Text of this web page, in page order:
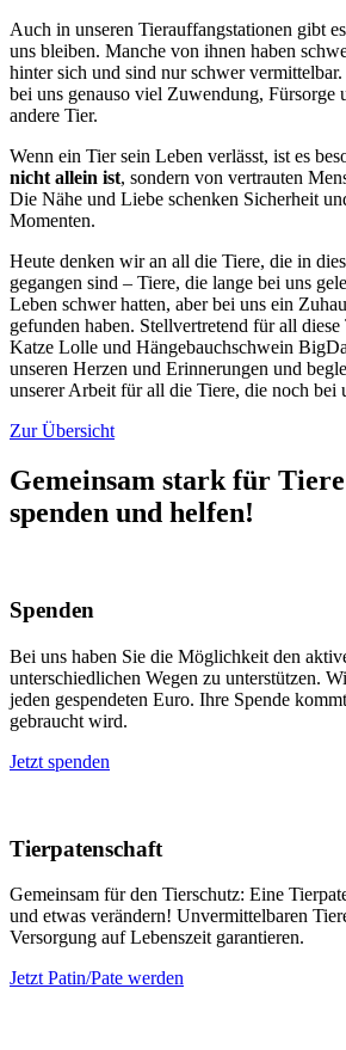
Auch in unseren Tierauffangstationen gibt
uns bleiben. Manche von ihnen haben
hinter sich und sind nur schwer
bei uns genauso viel Zuwendung, Fürsorge
andere Tier.
Wenn ein Tier sein Leben verlässt, ist es
nicht allein ist, sondern von vertrauten
Die Nähe und Liebe schenken Sicherheit
Momenten.
Heute denken wir an all die Tiere, die in
gegangen sind – Tiere, die lange bei uns
Leben schwer hatten, aber bei uns ein
gefunden haben. Stellvertretend für all
Katze Lolle und Hängebauchschwein
unseren Herzen und Erinnerungen und
unserer Arbeit für all die Tiere, die noch bei
Zur Übersicht
Gemeinsam stark für
spenden und helfen!
Spenden
Bei uns haben Sie die Möglichkeit den
unterschiedlichen Wegen zu unterstützen.
jeden gespendeten Euro. Ihre Spende
gebraucht wird.
Jetzt spenden
Tierpatenschaft
Gemeinsam für den Tierschutz: Eine
und etwas verändern! Unvermittelbaren
Versorgung auf Lebenszeit garantieren.
Jetzt Patin/Pate werden